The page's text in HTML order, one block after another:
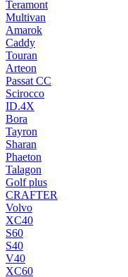
Teramont
Multivan
Amarok
Caddy
Touran
Arteon
Passat CC
Scirocco
ID.4X
Bora
Tayron
Sharan
Phaeton
Talagon
Golf plus
CRAFTER
Volvo
XC40
S60
S40
V40
XC60